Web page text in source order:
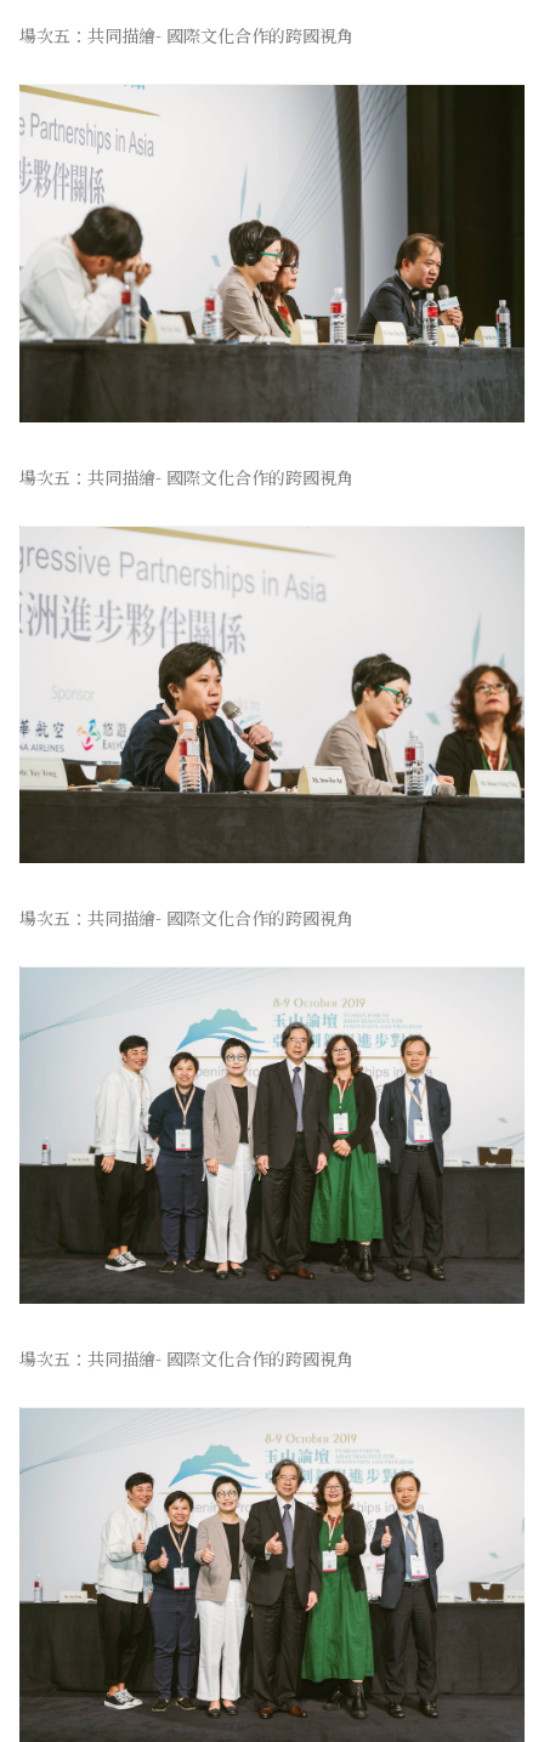
場次五：共同描繪- 國際文化合作的跨國視角
場次五：共同描繪- 國際文化合作的跨國視角
場次五：共同描繪- 國際文化合作的跨國視角
場次五：共同描繪- 國際文化合作的跨國視角